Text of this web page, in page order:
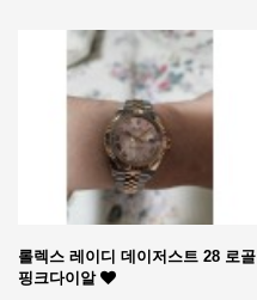
롤렉스 레이디 데이저스트 28 로골
핑크다이알